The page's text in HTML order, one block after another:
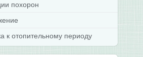
похорон
к отопительному периоду